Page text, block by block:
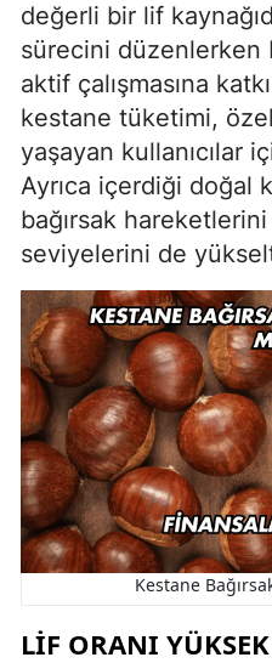
değerli bir lif
sürecini düzenlerken
aktif çalışmasına
kestane tüketimi,
yaşayan kullanıcılar
Ayrıca içerdiği doğal
bağırsak
seviyelerini de
Kestane
LIF ORANI